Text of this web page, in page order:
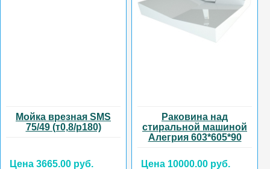
Мойка врезная SMS
75/49 (т0,8/р180)
Цена 3665.00 руб.
Раковина над
стиральной машиной
Алегрия 603*605*90
Цена 10000.00 руб.